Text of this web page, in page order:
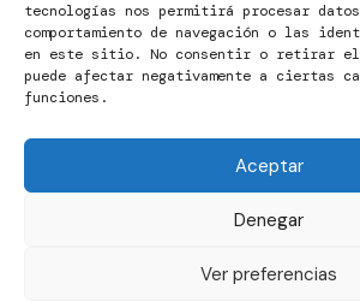
tecnologías nos permitirá procesar
comportamiento de navegación o las
en este sitio. No consentir o retirar el
puede afectar negativamente a ciertas
funciones.
Aceptar
Denegar
Ver preferencias
r
i
o
)
T. 981 160 265
Contactar